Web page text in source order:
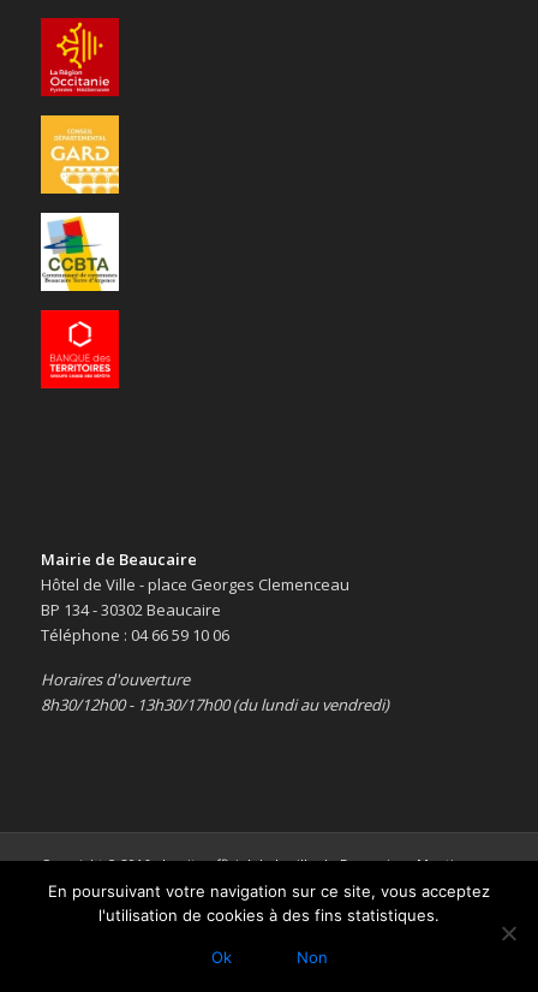
Mairie de Beaucaire
Hôtel de Ville - place Georges Clemenceau
BP 134 - 30302 Beaucaire
Téléphone : 04 66 59 10 06
Horaires d'ouverture
8h30/12h00 - 13h30/17h00 (du lundi au vendredi)
Copyright © 2016 -Le site officiel de la ville de Beaucaire-Mentions
légales
En poursuivant votre navigation sur ce site, vous acceptez
l'utilisation de cookies à des fins statistiques.
Ok Non